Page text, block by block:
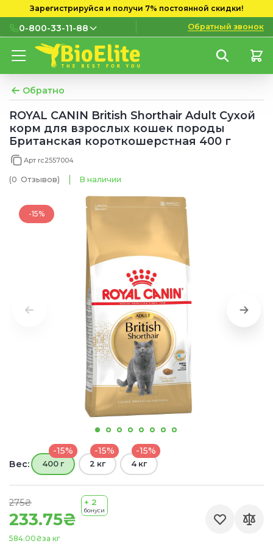
Зарегистрируйся и получи 7% постоянной скидки!
0-800-33-11-88
0-800-33-11-88
мобильных номеров
(097) 133 11 88
(095) 133 11 88
(073) 133 11 88
Обратный звонок
Обратно
ROYAL CANIN British Shorthair Adult Сухой
корм для взрослых кошек породы
Британская короткошерстная 400 г
Арт rc2557004
(0 Отзывов) В наличии
-15%
233.75₴
275₴
за кг
584.00₴
+ 2
бонуси
Вес:
-15%
400 г
-15%
2 кг
-15%
4 кг